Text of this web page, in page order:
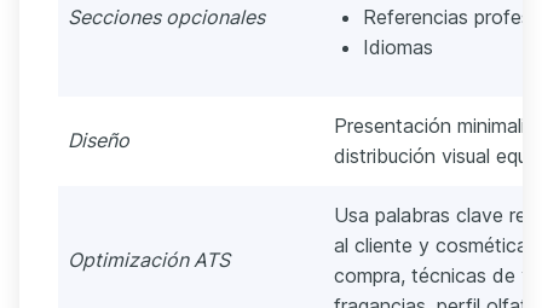
Secciones opcionales
Referencias
Idiomas
Diseño
Presentación
distribución visual
Optimización ATS
Usa palabras clave
al cliente y cosmética.
compra, técnicas de